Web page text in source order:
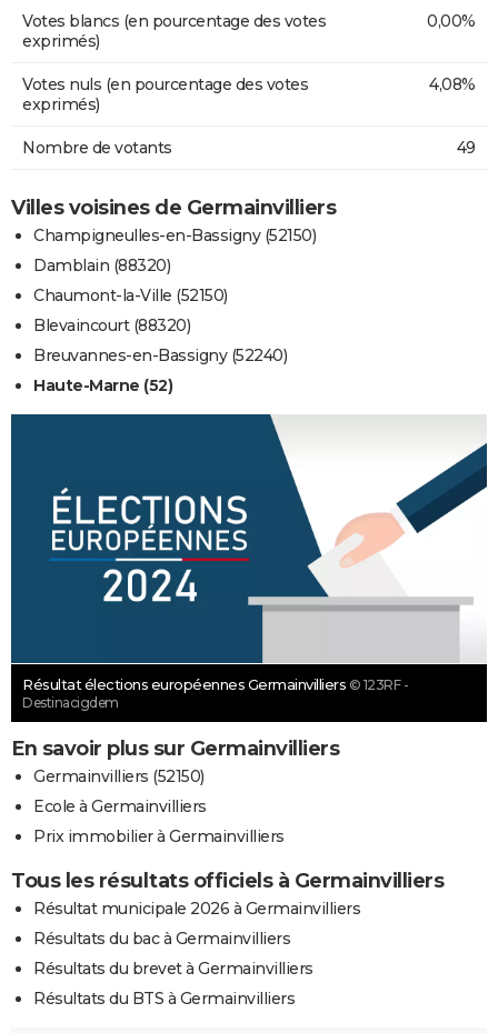
Votes blancs (en pourcentage des votes
exprimés)
0,00%
Votes nuls (en pourcentage des votes
exprimés)
4,08%
Nombre de votants 49
Villes voisines de Germainvilliers
Champigneulles-en-Bassigny (52150)
Damblain (88320)
Chaumont-la-Ville (52150)
Blevaincourt (88320)
Breuvannes-en-Bassigny (52240)
Haute-Marne (52)
Résultat élections européennes Germainvilliers © 123RF -
Destinacigdem
En savoir plus sur Germainvilliers
Germainvilliers (52150)
Ecole à Germainvilliers
Prix immobilier à Germainvilliers
Tous les résultats officiels à Germainvilliers
Résultat municipale 2026 à Germainvilliers
Résultats du bac à Germainvilliers
Résultats du brevet à Germainvilliers
Résultats du BTS à Germainvilliers